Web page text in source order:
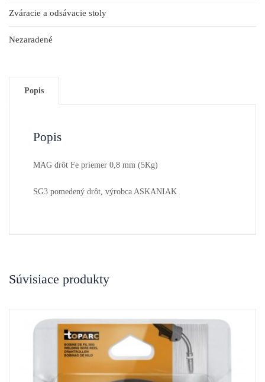
Zváracie a odsávacie stoly
Nezaradené
Popis
Popis
MAG drôt Fe priemer 0,8 mm (5Kg)
SG3 pomedený drôt, výrobca ASKANIAK
Súvisiace produkty